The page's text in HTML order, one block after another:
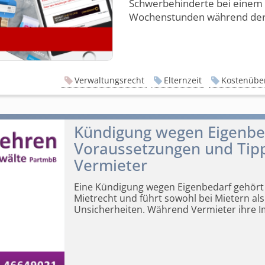
Schwerbehinderte bei
Wochenstunden während
Verwaltungsrecht Elternzeit
Kündigung wegen
Voraussetzungen und
Vermieter
Eine Kündigung wegen Eigenbedarf
Mietrecht und führt sowohl bei Mietern
Unsicherheiten. Während Vermieter ihre